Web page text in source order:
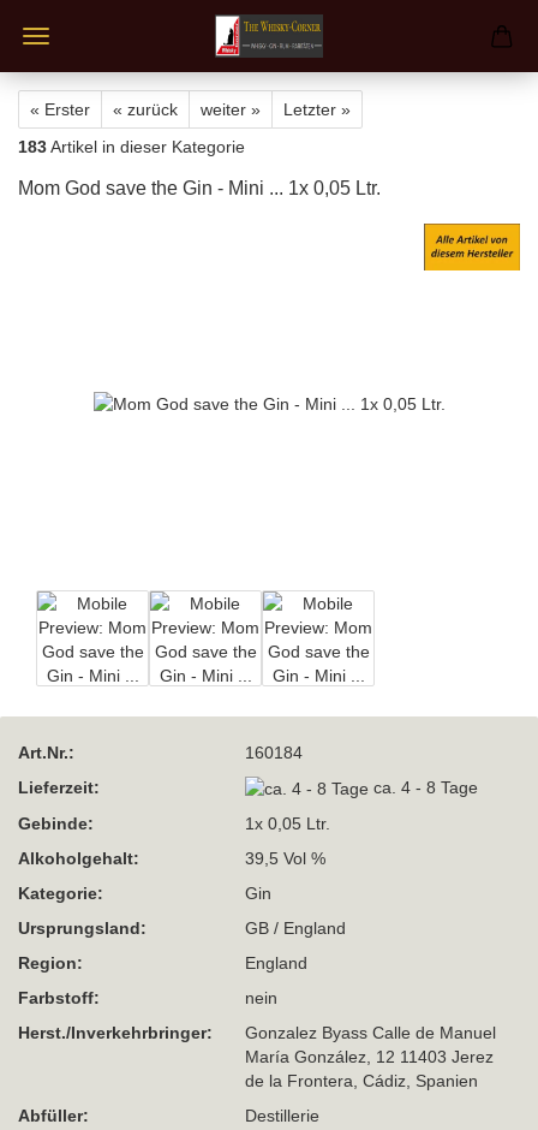
« Erster « zurück weiter »
Letzter »
183Artikel in dieser Kategorie
Mom God save the Gin - Mini ... 1x 0,05 Ltr.
Art.Nr.:
160184
Lieferzeit:
ca. 4 - 8 Tage
Gebinde:
1x 0,05 Ltr.
Alkoholgehalt:
39,5 Vol %
Kategorie:
Gin
Ursprungsland:
GB / England
Region:
England
Farbstoff:
nein
Herst./Inverkehrbringer:
Gonzalez Byass Calle de Manuel
María González, 12 11403 Jerez
de la Frontera, Cádiz, Spanien
Abfüller:
Destillerie